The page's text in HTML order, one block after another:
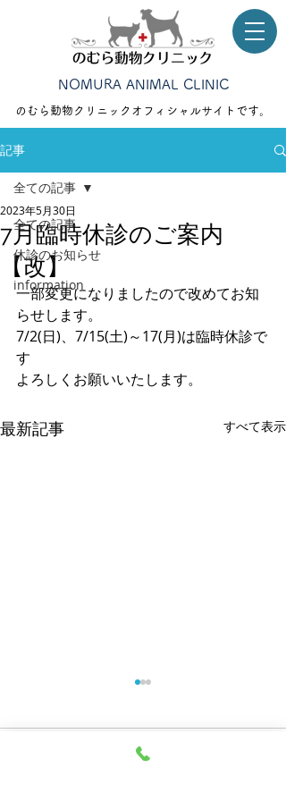
のむら動物クリニック​オフィシャルサイトです。
NOMURA ANIMAL CLINIC
記事
全ての記事
休診のお知らせ
information
全ての記事
7月臨時休診のご案内
【改】
2023年5月30日
一部変更になりましたので改めてお知
らせします。
7/2(日)、7/15(土)～17(月)は臨時休診で
す
よろしくお願いいたします。
最新記事 すべて表示
毎週日、月は休診です。
11(火)、15(土)は臨時休診で